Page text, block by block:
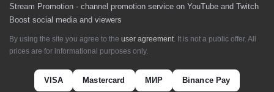
Stream Promotion - channel promotion service on YouTube and Twitch
Boost social media and viewers
By using the site you agree to the user agreement . It is not a public offer. All
prices are for informational purposes only.
VISA Mastercard МИР Binance Pay